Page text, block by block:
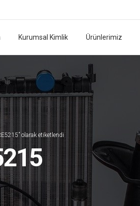
Kurumsal Kimlik Ürünlerimiz
olarak etiketlendi